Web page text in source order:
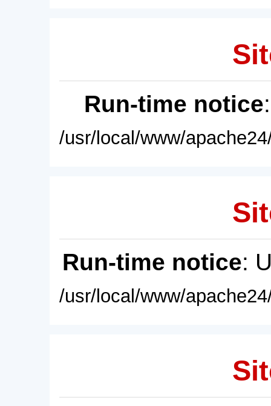
Run-time notice
/usr/local/www/
Run-time notice:
/usr/local/www/